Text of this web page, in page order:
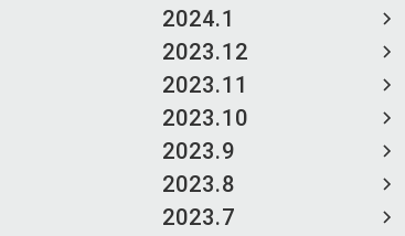
2024.1
2023.12
2023.11
2023.10
2023.9
2023.8
2023.7